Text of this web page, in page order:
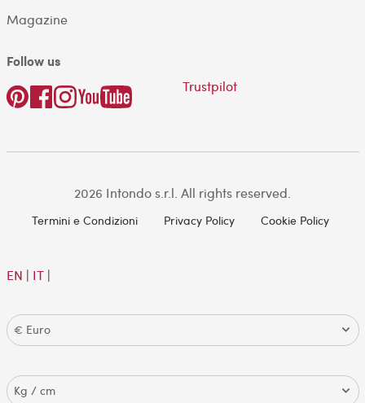
Magazine
Follow us
Trustpilot
2026 Intondo s.r.l. All rights reserved.
Termini e Condizioni Privacy Policy Cookie Policy
EN | IT|